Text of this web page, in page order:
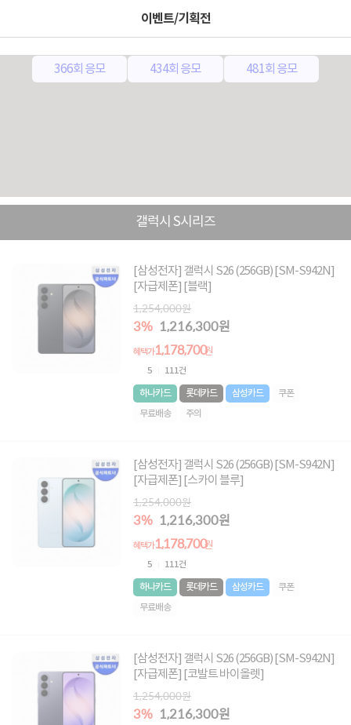
이벤트/기획전
고객님이 보유한 응모권은
366회 응모 434회 응모 481회 응모
갤럭시 S시리즈
[삼성전자] 갤럭시 S26 (256GB) [SM-S942N]
[자급제폰] [블랙]
1,254,000원
3% 1,216,300원
혜택가1,178,700원
5 111건
하나카드 롯데카드 삼성카드
쿠폰
무료배송
주의
[삼성전자] 갤럭시 S26 (256GB) [SM-S942N]
[자급제폰] [스카이 블루]
1,254,000원
3% 1,216,300원
혜택가1,178,700원
5 111건
하나카드 롯데카드 삼성카드
쿠폰
무료배송
[삼성전자] 갤럭시 S26 (256GB) [SM-S942N]
[자급제폰] [코발트 바이올렛]
1,254,000원
3% 1,216,300원